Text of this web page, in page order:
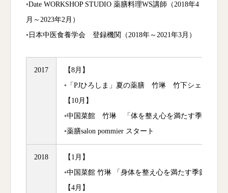
◦Date WORKSHOP STUDIO 薬膳料理WS講師（2018年4
月～2023年2月）
◦日本中医食養学会 登録機関（2018年～2021年3月）
2017
【8月】
◦「PJひろしま」夏の薬膳 竹琳 竹下シェフと対
【10月】
◦中国菜館 竹琳 「体を整え心を満たす季節の薬
◦薬膳salon pommier スタート
2018
【1月】
◦中国菜館 竹琳 「身体を整え心を満たす季節の
【4月】